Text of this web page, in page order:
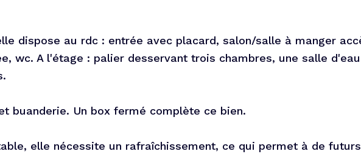
dispose au rdc : entrée avec placard, salon/salle à manger
wc. A l'étage : palier desservant trois chambres, une salle
buanderie. Un box fermé complète ce bien.
elle nécessite un rafraîchissement, ce qui permet à de futurs